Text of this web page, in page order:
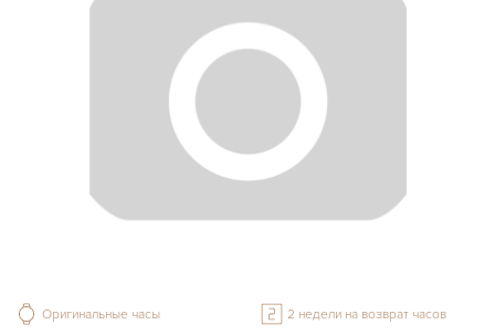
Оригинальные часы 2 недели на возврат часов